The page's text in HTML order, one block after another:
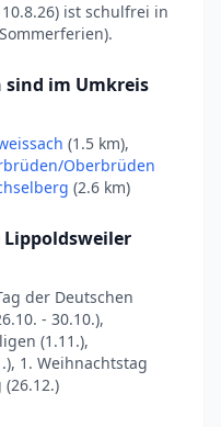
ist schulfrei in
sind im Umkreis
(1.5 km),
Oberbrüden
(2.6 km)
der Deutschen
- 30.10.),
(1.11.),
1. Weihnachtstag